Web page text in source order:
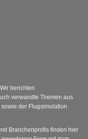
berichten
verwandte Themen aus
der Flugsimulation
Branchenprofis finden hier